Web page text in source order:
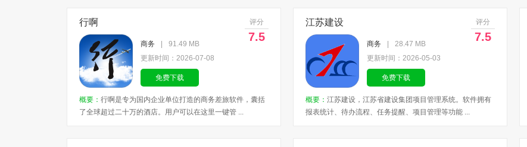
行啊 评分
7.5
商务
91.49 MB
更新时间：2026-07-08
免费下载
概要： 行啊是专为国内企业单位打造的商务差旅软件，囊括
了全球超过二十万的酒店。用户可以在这里一键管 ...
江苏建设 评分
7.5
商务
28.47 MB
更新时间：2026-05-03
免费下载
概要： 江苏建设，江苏省建设集团项目管理系统。软件拥有
报表统计、待办流程、任务提醒、项目管理等功能 ...